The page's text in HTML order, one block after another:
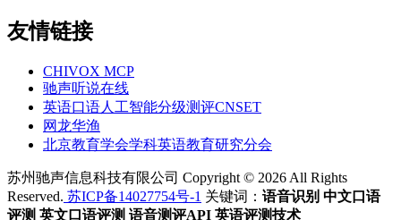
友情链接
CHIVOX MCP
驰声听说在线
英语口语人工智能分级测评CNSET
网龙华渔
北京教育学会学科英语教育研究分会
苏州驰声信息科技有限公司 Copyright © 2026 All Rights
Reserved. 苏ICP备14027754号-1 关键词： 语音识别 中文口语
评测 英文口语评测 语音测评API 英语评测技术